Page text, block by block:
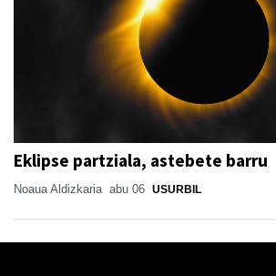
Eklipse partziala, astebete barru
Noaua Aldizkaria abu 06 USURBIL